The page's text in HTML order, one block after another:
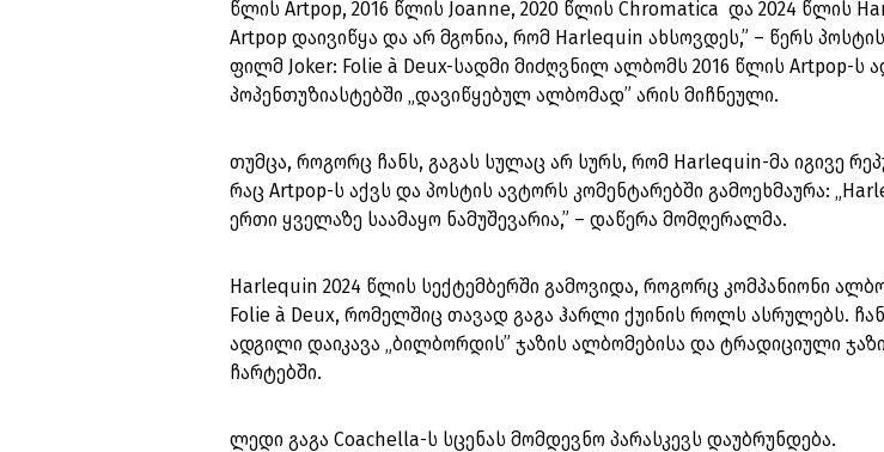
წლის Artpop, 2016 წლის Joanne, 2020 წლის Chromatica და 2024 წლის
Artpop დაივიწყა და არ მგონია, რომ Harlequin ახსოვდეს,” – წერს
ფილმ Joker: Folie à Deux-სადმი მიძღვნილ ალბომს 2016 წლის Artpop-ს
პოპენთუზიასტებში „დავიწყებულ ალბომად” არის მიჩნეული.
თუმცა, როგორც ჩანს, გაგას სულაც არ სურს, რომ Harlequin-მა იგივე
რაც Artpop-ს აქვს და პოსტის ავტორს კომენტარებში გამოეხმაურა:
ერთი ყველაზე საამაყო ნამუშევარია,” – დაწერა მომღერალმა.
Harlequin 2024 წლის სექტემბერში გამოვიდა, როგორც კომპანიონი
Folie à Deux, რომელშიც თავად გაგა ჰარლი ქუინის როლს ასრულებს.
ადგილი დაიკავა „ბილბორდის” ჯაზის ალბომებისა და ტრადიციული
ჩარტებში.
ლედი გაგა Coachella-ს სცენას მომდევნო პარასკევს დაუბრუნდება.